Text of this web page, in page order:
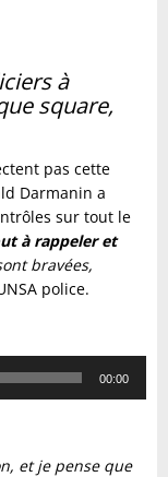
à
square,
pas cette
Darmanin a
sur tout le
à rappeler et
bravées,
police.
00:00
et je pense que